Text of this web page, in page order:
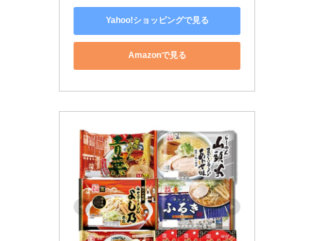
Yahoo!ショッピングで見る
Amazonで見る